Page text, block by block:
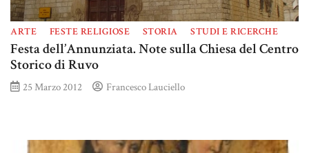
ARTE FESTE RELIGIOSE STORIA STUDI E RICERCHE
Festa dell’Annunziata. Note sulla Chiesa del Centro
Storico di Ruvo
25 Marzo 2012 Francesco Lauciello